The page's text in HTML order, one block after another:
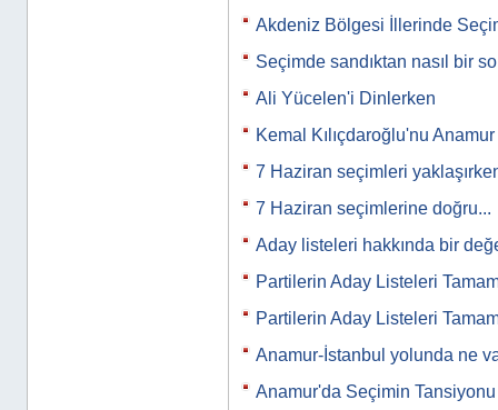
Akdeniz Bölgesi İllerinde
Seçimde sandıktan nasıl bir
Ali Yücelen'i Dinlerken
Kemal Kılıçdaroğlu'nu
7 Haziran seçimleri
7 Haziran seçimlerine doğru...
Aday listeleri hakkında bir
Partilerin Aday Listeleri
Partilerin Aday Listeleri
Anamur-İstanbul yolunda ne
Anamur'da Seçimin